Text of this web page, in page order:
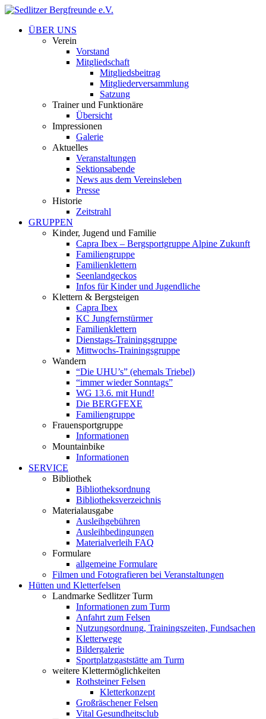
ÜBER UNS
Verein
Vorstand
Mitgliedschaft
Mitgliedsbeitrag
Mitgliederversammlung
Satzung
Trainer und Funktionäre
Übersicht
Impressionen
Galerie
Aktuelles
Veranstaltungen
Sektionsabende
News aus dem Vereinsleben
Presse
Historie
Zeitstrahl
GRUPPEN
Kinder, Jugend und Familie
Capra Ibex – Bergsportgruppe Alpine Zukunft
Familiengruppe
Familienklettern
Seenlandgeckos
Infos für Kinder und Jugendliche
Klettern & Bergsteigen
Capra Ibex
KC Jungfernstürmer
Familienklettern
Dienstags-Trainingsgruppe
Mittwochs-Trainingsgruppe
Wandern
“Die UHU’s” (ehemals Triebel)
“immer wieder Sonntags”
WG 13.6. mit Hund!
Die BERGFEXE
Familiengruppe
Frauensportgruppe
Informationen
Mountainbike
Informationen
SERVICE
Bibliothek
Bibliotheksordnung
Bibliotheksverzeichnis
Materialausgabe
Ausleihgebühren
Ausleihbedingungen
Materialverleih FAQ
Formulare
allgemeine Formulare
Filmen und Fotografieren bei Veranstaltungen
Hütten und Kletterfelsen
Landmarke Sedlitzer Turm
Informationen zum Turm
Anfahrt zum Felsen
Nutzungsordnung, Trainingszeiten, Fundsachen
Kletterwege
Bildergalerie
Sportplatzgaststätte am Turm
weitere Klettermöglichkeiten
Rothsteiner Felsen
Kletterkonzept
Großräschener Felsen
Vital Gesundheitsclub